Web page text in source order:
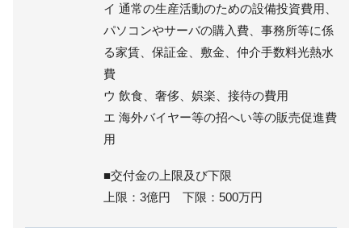
イ 通常の生産活動のための設備投資費用、
パソコンやサーバの購入費、事務所等に係
る家賃、保証金、敷金、仲介手数料光熱水
費
ウ 飲食、奢侈、娯楽、接待の費用
エ 海外バイヤー等の招へい等の販売促進費
用
■交付金の上限及び下限
上限：3億円 下限：500万円